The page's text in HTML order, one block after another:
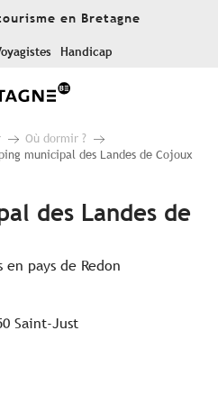
en Bretagne
Handicap
Où dormir ?
municipal des Landes de Cojoux
des Landes de
pays de Redon
Saint-Just